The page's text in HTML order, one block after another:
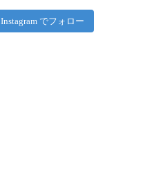
Instagram でフォロー